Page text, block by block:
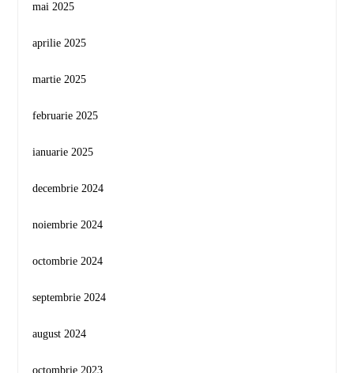
mai 2025
aprilie 2025
martie 2025
februarie 2025
ianuarie 2025
decembrie 2024
noiembrie 2024
octombrie 2024
septembrie 2024
august 2024
octombrie 2023